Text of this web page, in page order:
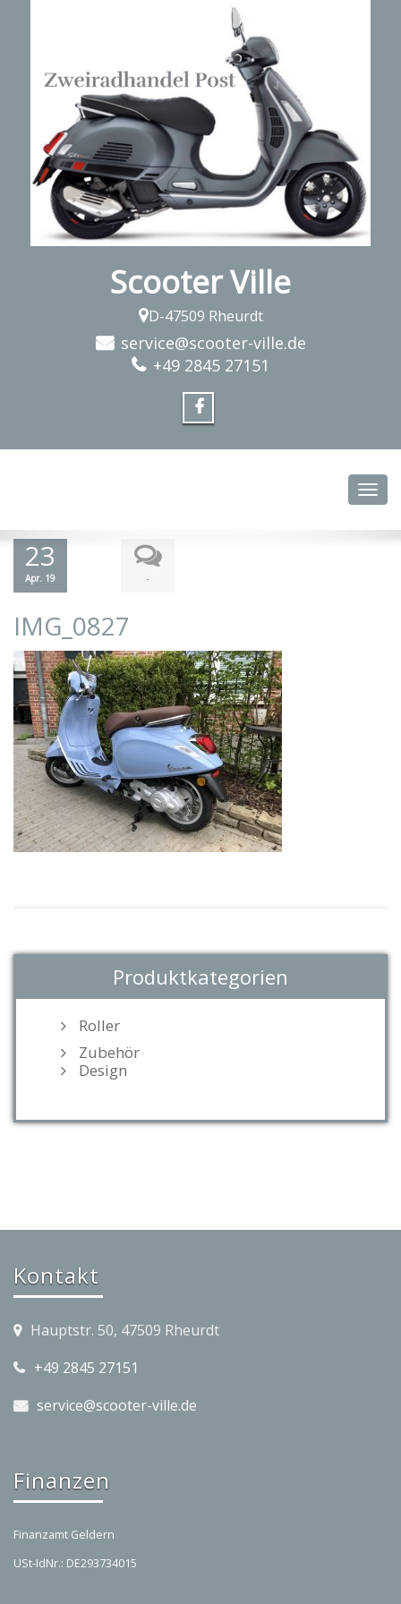
Scooter Ville
D-47509 Rheurdt
service@scooter-ville.de
+49 2845 27151
23
Apr. 19 -
IMG_0827
Produktkategorien
Roller
Zubehör
Design
Kontakt
Hauptstr. 50, 47509 Rheurdt
+49 2845 27151
service@scooter-ville.de
Finanzen
Finanzamt Geldern
USt-IdNr.: DE293734015